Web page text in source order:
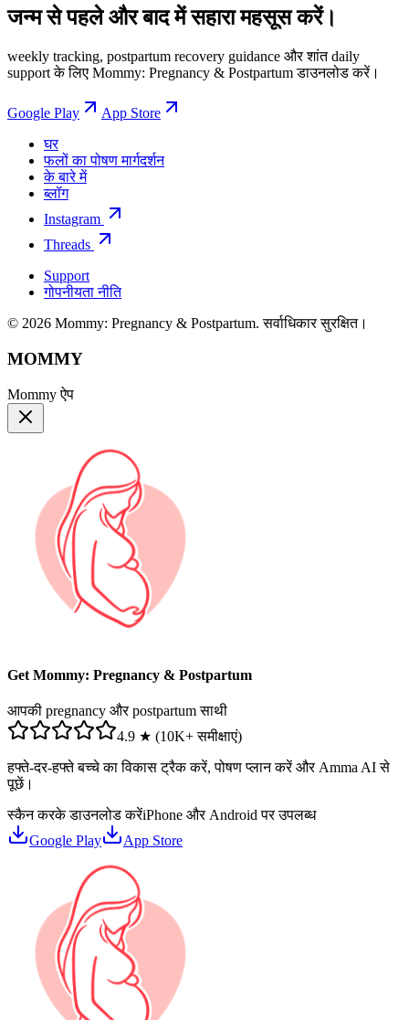
जन्म से पहले और बाद में सहारा महसूस करें।
weekly tracking, postpartum recovery guidance और शांत daily
support के लिए Mommy: Pregnancy & Postpartum डाउनलोड करें।
Google Play
App Store
घर
फलों का पोषण मार्गदर्शन
के बारे में
ब्लॉग
Instagram
Threads
Support
गोपनीयता नीति
© 2026 Mommy: Pregnancy & Postpartum. सर्वाधिकार सुरक्षित।
MOMMY
Mommy ऐप
Get Mommy: Pregnancy & Postpartum
आपकी pregnancy और postpartum साथी
4.9 ★ (10K+ समीक्षाएं)
हफ्ते-दर-हफ्ते बच्चे का विकास ट्रैक करें, पोषण प्लान करें और Amma AI से
पूछें।
स्कैन करके डाउनलोड करेंiPhone और Android पर उपलब्ध
Google Play
App Store